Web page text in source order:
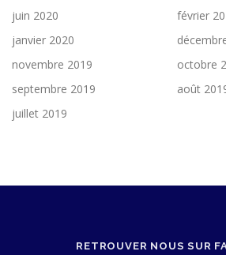
juin 2020
février
janvier 2020
novembre 2019
octobre
septembre 2019
août
juillet 2019
RETROUVER NOUS SUR